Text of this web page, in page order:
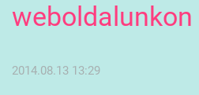
weboldalunkon
2014.08.13 13:29